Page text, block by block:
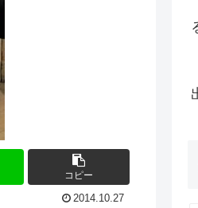
コピー
2014.10.27